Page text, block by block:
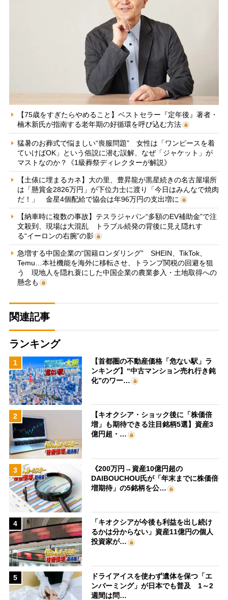
【75歳をすぎたらやめること】ベストセラー『定年後』著者・
楠木新氏が指南する老年期の好循環を呼び込む方法
猛暑のお葬式で悩ましい“喪服問題” 女性は「ワンピースを着
ていけばOK」という俗説に潜む誤解、なぜ「ジャケット」が
マストなのか？《1級葬祭ディレクターが解説》
【土俵に埋まるカネ】大の里、豊昇龍が黒星続きの名古屋場所
は「懸賞金2826万円」が下位力士に渡り「今日はみんなで焼肉
だ！」 金星4個配給で協会は年96万円の支出増に
【納車時に複数の事故】テスラジャパン“多額のEV補助金”で注
文殺到、現場は大混乱 トラブル続発の背後に見え隠れす
る“イーロンの右腕”の影
急増する中国企業の“国籍ロンダリング” SHEIN、TikTok、
Temu…本社機能を海外に移転させ、トランプ関税の回避を狙
う 現地人を隠れ蓑にした中国企業の農業参入・土地取得への
懸念も
関連記事
ランキング
1
【首都圏の不動産価格「危ない駅」ラ
ンキング】“中古マンション売れ行き鈍
化”のワー…
2
【キオクシア・ショック後に「株価倍
増」も期待できる注目銘柄5選】資産3
億円超・…
3
《200万円→資産10億円超の
DAIBOUCHOU氏が「年末までに株価倍
増期待」の5銘柄を公…
4
「キオクシアが今後も利益を出し続け
るかは分からない」資産11億円の個人
投資家が…
5
ドライアイスを使わず遺体を保つ「エ
ンバーミング」が日本でも普及 1～2
週間は問…